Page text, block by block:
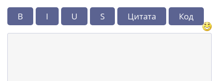
B I U S Цитата Код